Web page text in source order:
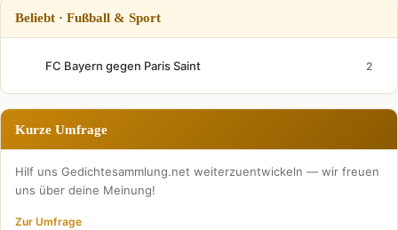
Beliebt · Fußball & Sport
FC Bayern gegen Paris Saint 2
Kurze Umfrage
Hilf uns Gedichtesammlung.net weiterzuentwickeln — wir freuen
uns über deine Meinung!
Zur Umfrage